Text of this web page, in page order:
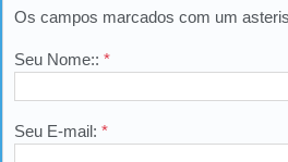
Os campos marcados com um
Seu Nome:: *
Seu E-mail: *